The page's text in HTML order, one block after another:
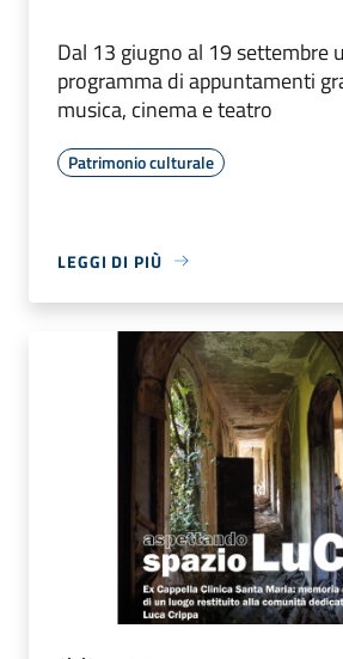
Dal 13 giugno al 19 settembre
programma di appuntamenti
musica, cinema e teatro
Patrimonio culturale
LEGGI DI PIÙ